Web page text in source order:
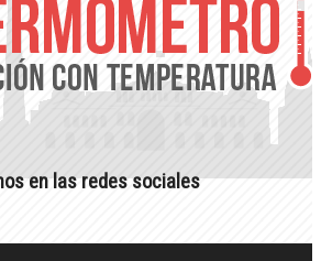
en las redes sociales